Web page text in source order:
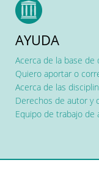
AYUDA
Acerca de la base de
Quiero aportar o
Acerca de las
Derechos de autor y
Equipo de trabajo de